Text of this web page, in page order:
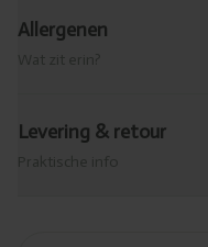
Allergenen
Levering & retour